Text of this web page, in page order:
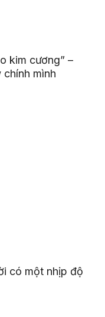
kim cương” –
mình
có một nhịp độ